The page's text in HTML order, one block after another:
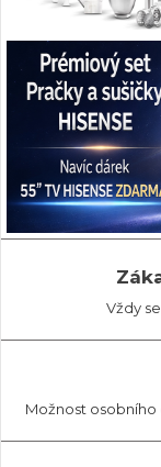
Vždy
Možnost osobního